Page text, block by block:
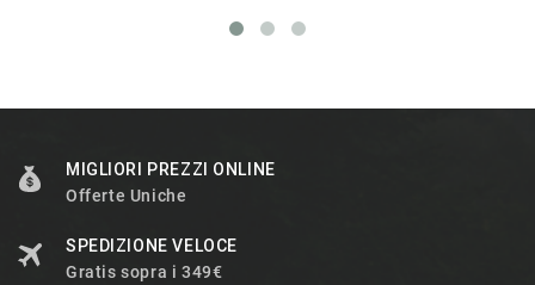
MIGLIORI PREZZI ONLINE
Offerte Uniche
SPEDIZIONE VELOCE
Gratis sopra i 349€